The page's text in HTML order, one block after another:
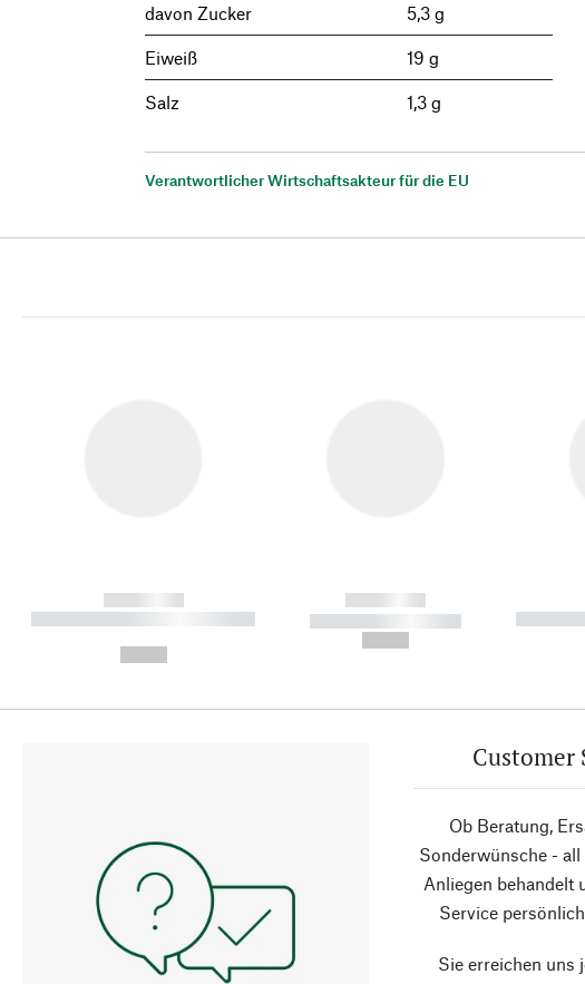
davon Zucker 5,3 g
Eiweiß 19 g
Salz 1,3 g
Verantwortlicher Wirtschaftsakteur für die EU
------------
----------- ----------- ----------
------------
----------- -----------
Customer
Ob Beratung,
Sonderwünsche -
Anliegen behandelt
Service
Sie erreichen uns